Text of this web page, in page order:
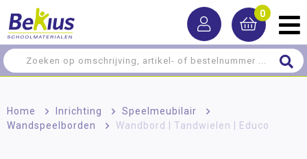
0
Home > Inrichting > Speelmeubilair
>
Wandspeelborden
> Wandbord | Tandwielen | Educo